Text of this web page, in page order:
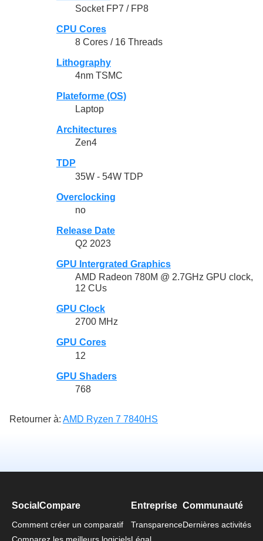
Socket FP7 / FP8
CPU Cores
8 Cores / 16 Threads
Lithography
4nm TSMC
Plateforme (OS)
Laptop
Architectures
Zen4
TDP
35W - 54W TDP
Overclocking
no
Release Date
Q2 2023
GPU Intergrated Graphics
AMD Radeon 780M @ 2.7GHz GPU clock,
12 CUs
GPU Clock
2700 MHz
GPU Cores
12
GPU Shaders
768
Retourner à: AMD Ryzen 7 7840HS
SocialCompare
Comment créer un comparatif
Entreprise
Transparence
Communauté
Dernières activités